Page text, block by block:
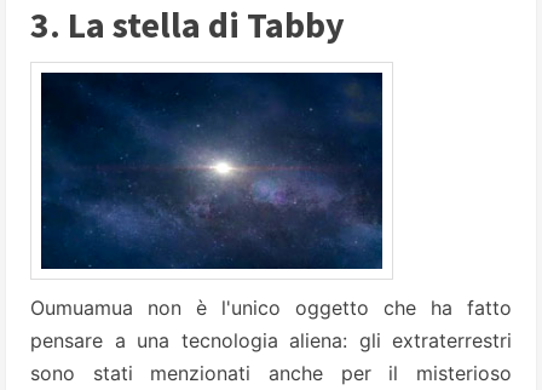
3. La stella di Tabby
Oumuamua non è l'unico oggetto che ha fatto
pensare a una tecnologia aliena: gli extraterrestri
sono stati menzionati anche per il misterioso